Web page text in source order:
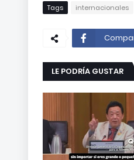
Tags internacionales
LE PODRÍA GUSTAR